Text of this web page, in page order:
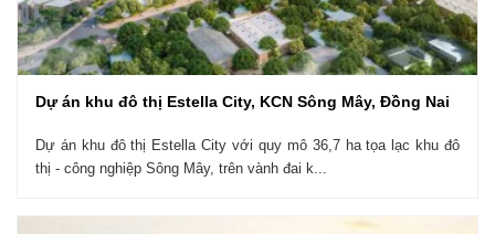
Dự án khu đô thị Estella City, KCN Sông Mây, Đồng Nai
Dự án khu đô thị Estella City với quy mô 36,7 ha tọa lạc khu đô
thị - công nghiệp Sông Mây, trên vành đai k...